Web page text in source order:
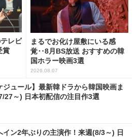
レビ
賞
まるでお化け屋敷にいる感
覚‥8月BS放送 おすすめの韓
国ホラー映画3選
2026.08.07
ジュール】最新韓ドラから韓国映画ま
27～) 日本初配信の注目作3選
イン2年ぶりの主演作！来週(8/3～) 日